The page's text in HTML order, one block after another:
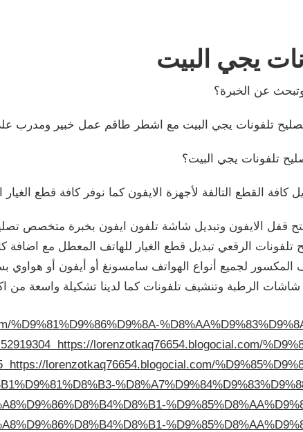
يجي البيت
عن الخبرة؟
تلفونات يجي البيت مع اشطر طاقم عمل خبير ومدرب
تلفونات يجي البيت؟
كافة القطع التالفة لأجهزة الايفون كما نوفر كافة قطع
فتح قفل الايفون وتبديل شاشة تلفون ايفون بخبرة متخصص
الرقعي تبديل قطع الغيار للهاتف المعطل مع اضافة
المكسور لجميع أنواع الهواتف سامسونغ أو أيفون أو
الرطبة وتنشيف تلفونات كما لدينا تشكيلة واسعة من
%D9%81%D9%86%D9%8A-
https://lorenzotkaq76654.blogocial.com/
https://lorenzotkaq76654.blogocial.com/